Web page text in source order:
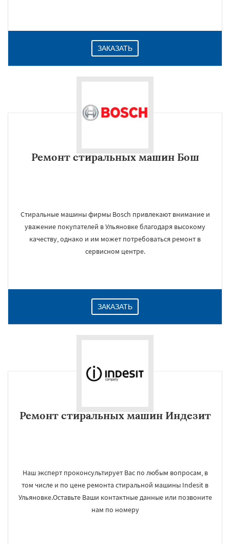
ЗАКАЗАТЬ
Ремонт стиральных машин Бош
Стиральные машины фирмы Bosch привлекают внимание и
уважение покупателей в Ульяновке благодаря высокому
качеству, однако и им может потребоваться ремонт в
сервисном центре.
ЗАКАЗАТЬ
Ремонт стиральных машин Индезит
Наш эксперт проконсультирует Вас по любым вопросам, в
том числе и по цене ремонта стиральной машины Indesit в
Ульяновке.Оставьте Ваши контактные данные или позвоните
нам по номеру